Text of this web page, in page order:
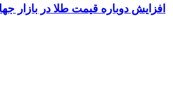
افزایش دوباره قیمت طلا در بازار